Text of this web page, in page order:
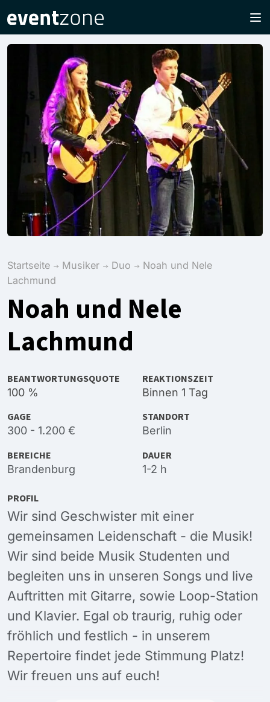
Startseite Musiker Duo
Noah und Nele
Lachmund
Noah und Nele
Lachmund
BEANTWORTUNGSQUOTE
100 %
REAKTIONSZEIT
Binnen 1 Tag
GAGE
300 - 1.200 €
STANDORT
Berlin
BEREICHE
Brandenburg
DAUER
1-2 h
PROFIL
Wir sind Geschwister mit einer
gemeinsamen Leidenschaft - die Musik!
Wir sind beide Musik Studenten und
begleiten uns in unseren Songs und live
Auftritten mit Gitarre, sowie Loop-Station
und Klavier. Egal ob traurig, ruhig oder
fröhlich und festlich - in unserem
Repertoire findet jede Stimmung Platz!
Wir freuen uns auf euch!